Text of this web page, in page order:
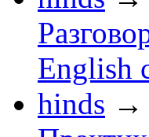
English
hinds →